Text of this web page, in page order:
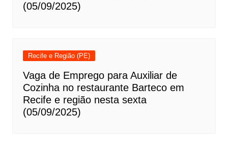
(05/09/2025)
Recife e Região (PE)
Vaga de Emprego para Auxiliar de
Cozinha no restaurante Barteco em
Recife e região nesta sexta
(05/09/2025)